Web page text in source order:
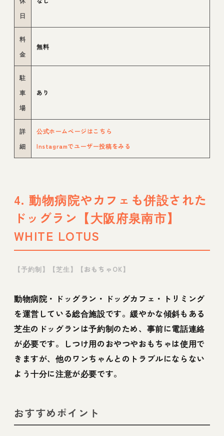
日
料
金
無料
駐
車
場
あり
詳
細
公式ホームページはこちら
Instagramでユーザー投稿をみる
4. 動物病院やカフェも併設された
ドッグラン【大阪府泉南市】
WHITE LOTUS
【予約制】【芝生】【おもちゃOK】
動物病院・ドッグラン・ドッグカフェ・トリミング
を運営している総合施設です。緩やかな傾斜もある
芝生のドッグランは予約制のため、事前に電話連絡
が必要です。しつけ用のおやつやおもちゃは使用で
きますが、他のワンちゃんとのトラブルにならない
よう十分に注意が必要です。
おすすめポイント